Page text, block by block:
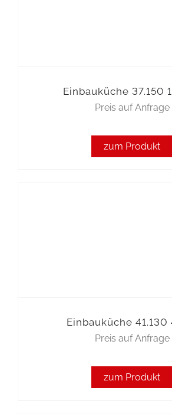
Einbauküche 37.150
Preis auf Anfrage
zum Produkt
Einbauküche 41.130
Preis auf Anfrage
zum Produkt